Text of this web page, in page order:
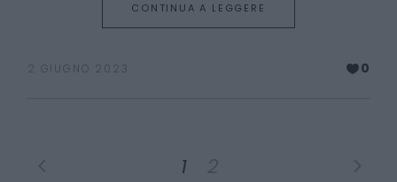
CONTINUA A LEGGERE
2 GIUGNO 2023 0
1